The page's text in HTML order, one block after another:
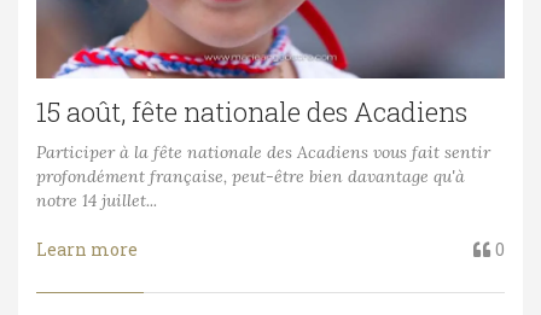
15 août, fête nationale des Acadiens
Participer à la fête nationale des Acadiens vous fait sentir
profondément française, peut-être bien davantage qu'à
notre 14 juillet...
Learn more 0